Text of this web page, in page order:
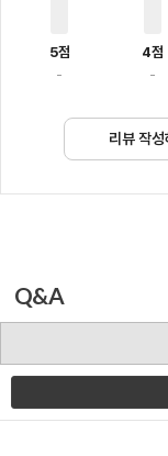
5점
-
4점
-
리뷰 작성
Q&A